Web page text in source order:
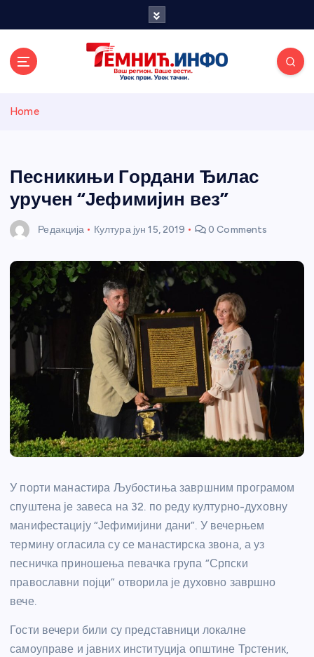
и портал
Home
Песникињи Гордани Ђилас
уручен “Јефимијин вез”
Редакција Култура јун 15, 2019 0 Comments
У порти манастира Љубостиња завршним програмом
спуштена је завеса на 32. по реду културно-духовну
манифестацију “Јефимијини дани”. У вечерњем
термину огласила су се манастирска звона, а уз
песничка приношења певачка група “Српски
православни појци” отворила је духовно завршно
вече.
Гости вечери били су представници локалне
самоуправе и јавних институција општине Трстеник,